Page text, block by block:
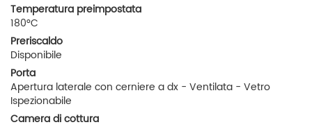
Temperatura preimpostata
180°C
Preriscaldo
Disponibile
Porta
Apertura laterale con cerniere a dx - Ventilata - Vetro
Ispezionabile
Camera di cottura